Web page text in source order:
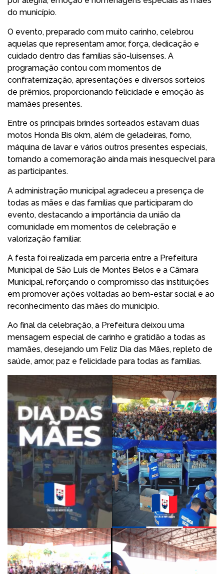
do município.
O evento, preparado com muito carinho, celebrou
aquelas que representam amor, força, dedicação e
cuidado dentro das famílias são-luisenses. A
programação contou com momentos de
confraternização, apresentações e diversos sorteios
de prêmios, proporcionando felicidade e emoção às
mamães presentes.
Entre os principais brindes sorteados estavam duas
motos Honda Bis 0km, além de geladeiras, forno,
máquina de lavar e vários outros presentes especiais,
tornando a comemoração ainda mais inesquecível para
as participantes.
A administração municipal agradeceu a presença de
todas as mães e das famílias que participaram do
evento, destacando a importância da união da
comunidade em momentos de celebração e
valorização familiar.
A festa foi realizada em parceria entre a Prefeitura
Municipal de São Luís de Montes Belos e a Câmara
Municipal, reforçando o compromisso das instituições
em promover ações voltadas ao bem-estar social e ao
reconhecimento das mães do município.
Ao final da celebração, a Prefeitura deixou uma
mensagem especial de carinho e gratidão a todas as
mamães, desejando um Feliz Dia das Mães, repleto de
saúde, amor, paz e felicidade para todas as famílias.